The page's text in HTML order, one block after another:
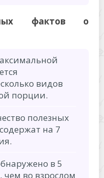
фактов о
видов
порции.
полезных
на 7
в 5
чем во взрослом